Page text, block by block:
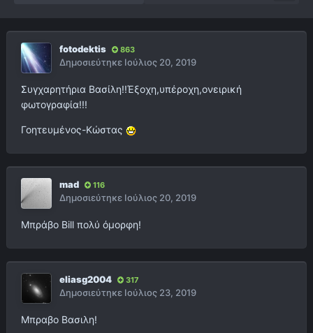
fotodektis 863
Δημοσιεύτηκε Ιούλιος 20, 2019
Συγχαρητήρια Βασίλη!!Έξοχη,υπέροχη,ονειρική
φωτογραφία!!!
Γοητευμένος-Κώστας
mad 116
Δημοσιεύτηκε Ιούλιος 20, 2019
Μπράβο Bill πολύ όμορφη!
eliasg2004 317
Δημοσιεύτηκε Ιούλιος 23, 2019
Μπραβο Βασιλη!